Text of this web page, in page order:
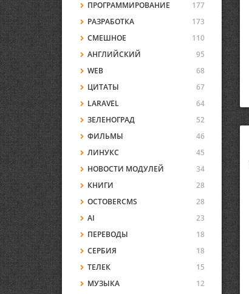
ПРОГРАММИРОВАНИЕ
177
РАЗРАБОТКА
173
СМЕШНОЕ
110
АНГЛИЙСКИЙ
95
WEB
68
ЦИТАТЫ
67
LARAVEL
64
ЗЕЛЕНОГРАД
52
ФИЛЬМЫ
46
ЛИНУКС
45
НОВОСТИ МОДУЛЕЙ
34
КНИГИ
28
OCTOBERCMS
28
AI
23
ПЕРЕВОДЫ
18
СЕРБИЯ
18
ТЕЛЕК
15
МУЗЫКА
12